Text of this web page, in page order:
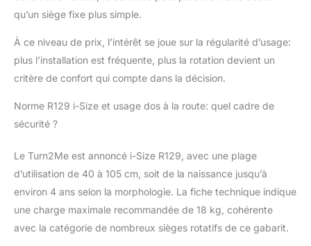
bébé au frais Rabat
chocs latéraux
TrueShield ; protection
contre les impacts
Surround ; indicateurs
bonne installation
ISOFIX et le
positionnement de la
jambe de support
qu’un siège fixe plus simple.
À ce niveau de prix, l’intérêt se joue sur la régularité d’usage:
plus l’installation est fréquente, plus la rotation devient un
critère de confort qui compte dans la décision.
Norme R129 i-Size et usage dos à la route: quel cadre de
sécurité ?
Le Turn2Me est annoncé i-Size R129, avec une plage
d’utilisation de 40 à 105 cm, soit de la naissance jusqu’à
environ 4 ans selon la morphologie. La fiche technique indique
une charge maximale recommandée de 18 kg, cohérente
avec la catégorie de nombreux sièges rotatifs de ce gabarit.